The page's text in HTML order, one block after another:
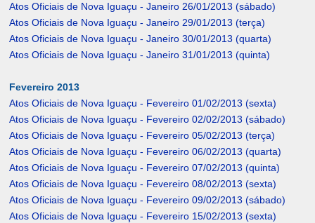
Atos Oficiais de Nova Iguaçu - Janeiro 26/01/2013 (sábado)
Atos Oficiais de Nova Iguaçu - Janeiro 29/01/2013 (terça)
Atos Oficiais de Nova Iguaçu - Janeiro 30/01/2013 (quarta)
Atos Oficiais de Nova Iguaçu - Janeiro 31/01/2013 (quinta)
Fevereiro 2013
Atos Oficiais de Nova Iguaçu - Fevereiro 01/02/2013 (sexta)
Atos Oficiais de Nova Iguaçu - Fevereiro 02/02/2013 (sábado)
Atos Oficiais de Nova Iguaçu - Fevereiro 05/02/2013 (terça)
Atos Oficiais de Nova Iguaçu - Fevereiro 06/02/2013 (quarta)
Atos Oficiais de Nova Iguaçu - Fevereiro 07/02/2013 (quinta)
Atos Oficiais de Nova Iguaçu - Fevereiro 08/02/2013 (sexta)
Atos Oficiais de Nova Iguaçu - Fevereiro 09/02/2013 (sábado)
Atos Oficiais de Nova Iguaçu - Fevereiro 15/02/2013 (sexta)